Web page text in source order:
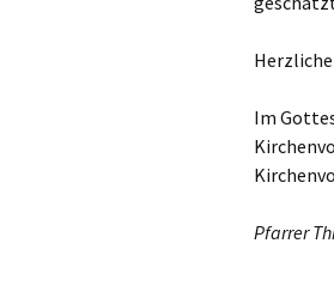
Im
Pfarrer